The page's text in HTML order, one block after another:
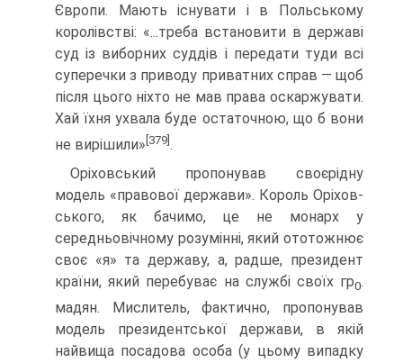
Європи. Мають існувати і в Польському
королівстві: «...треба встановити в державі
суд із виборних суддів і передати туди всі
суперечки з приводу приватних справ — щоб
після цього ніхто не мав права оскаржувати.
Хай їхня ухвала буде остаточною, що б вони
не вирішили» [379].
Оріховський пропонував своєрідну
модель «правової держави». Король Оріхов-
ського, як бачимо, це не монарх у
середньовічному розумінні, який ототожнює
своє «я» та державу, а, радше, президент
країни, який перебуває на службі своїх гр0.
мадян. Мислитель, фактично, пропонував
модель президентської держави, в якій
найвища посадова особа (у цьому випадку